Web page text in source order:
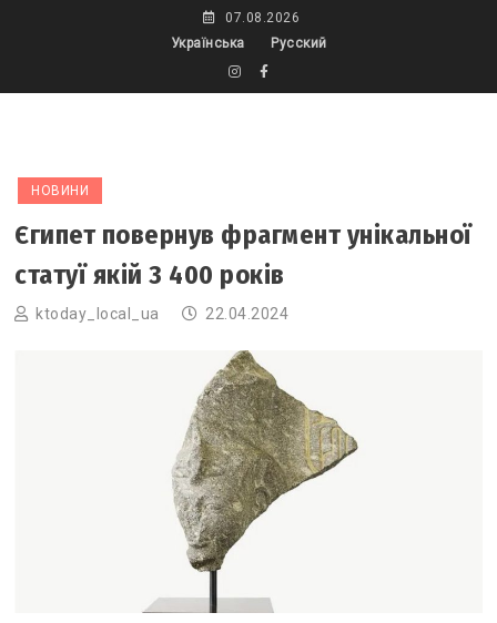
07.08.2026
Українська
Русский
НОВИНИ
Єгипет повернув фрагмент унікальної
статуї якій 3 400 років
ktoday_local_ua 22.04.2024